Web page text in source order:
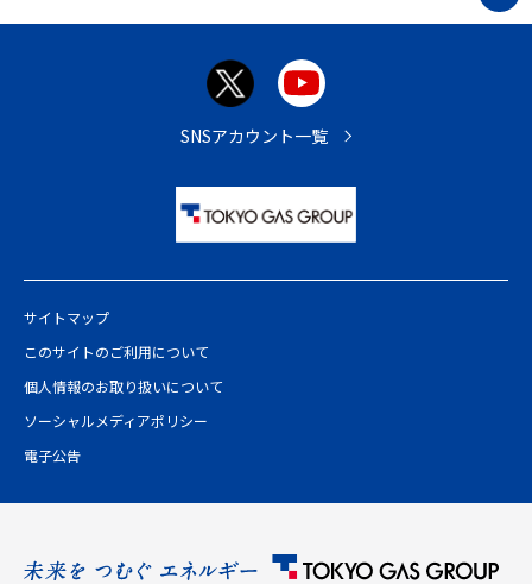
ー
サイトマップ
このサイトのご利用について
個人情報のお取り扱いについて
ソーシャルメディアポリシー
電子公告
SNSアカウント一覧